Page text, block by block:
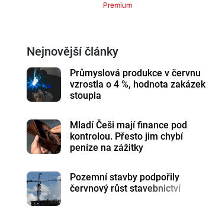
Premium
Nejnovější články
Průmyslová produkce v červnu
vzrostla o 4 %, hodnota zakázek
stoupla
Mladí Češi mají finance pod
kontrolou. Přesto jim chybí
peníze na zážitky
Pozemní stavby podpořily
červnový růst stavebnictví